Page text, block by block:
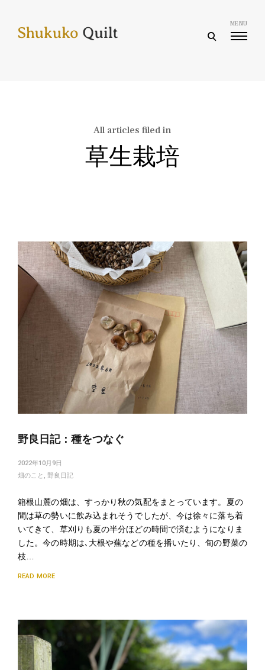
content
open
MENU
All articles filed in
草生栽培
野良日記：種をつなぐ
2022年10月9日
畑のこと , 野良日記
箱根山麓の畑は、すっかり秋の気配をまとっています。夏の
間は草の勢いに飲み込まれそうでしたが、今は徐々に落ち着
いてきて、草刈りも夏の半分ほどの時間で済むようになりま
した。今の時期は､大根や蕪などの種を播いたり、旬の野菜の
枝…
READ MORE
Posts
navigation